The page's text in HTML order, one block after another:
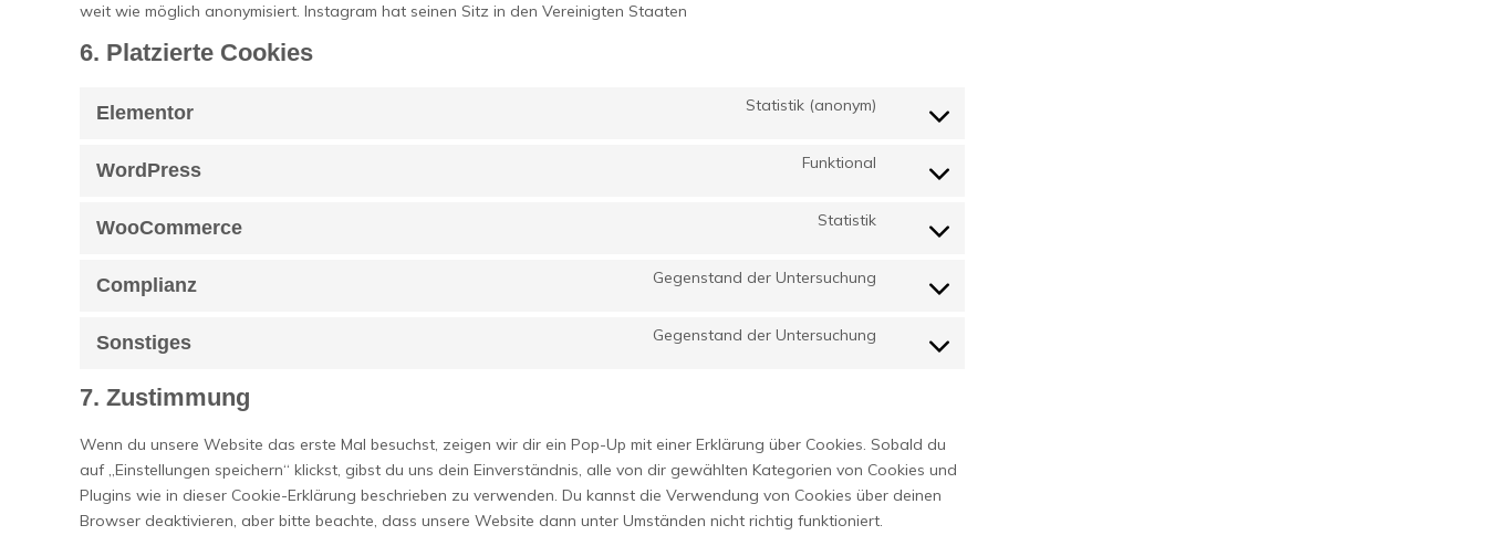
weit wie möglich anonymisiert. Instagram hat seinen Sitz in den Vereinigten Staaten
6. Platzierte Cookies
Elementor
Statistik (anonym)
Consent
service
WordPress
Funktional
Consent
service
WooCommerce
Statistik
Consent
service
Complianz
Gegenstand der Untersuchung
Consent
service
Sonstiges
Gegenstand der Untersuchung
Consent
sonstiges
7. Zustimmung
Wenn du unsere Website das erste Mal besuchst, zeigen wir dir ein Pop-Up mit einer Erklärung über Cookies. Sobald du
auf „Einstellungen speichern“ klickst, gibst du uns dein Einverständnis, alle von dir gewählten Kategorien von Cookies und
Plugins wie in dieser Cookie-Erklärung beschrieben zu verwenden. Du kannst die Verwendung von Cookies über deinen
Browser deaktivieren, aber bitte beachte, dass unsere Website dann unter Umständen nicht richtig funktioniert.